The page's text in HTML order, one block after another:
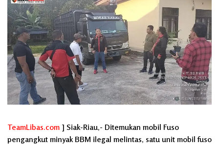
TeamLibas.com ] Siak-Riau,- Ditemukan mobil Fuso
pengangkut minyak BBM ilegal melintas, satu unit mobil fuso